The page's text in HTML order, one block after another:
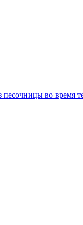
во время